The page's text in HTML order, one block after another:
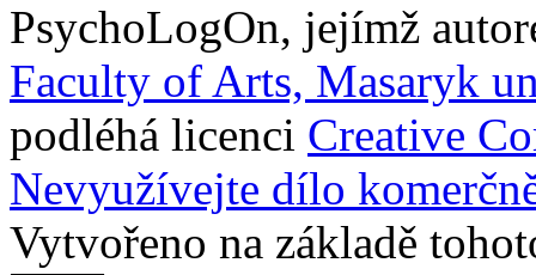
PsychoLogOn, jejímž
Faculty of Arts, Masaryk
podléhá licenci Creative
Nevyužívejte dílo
Vytvořeno na základě